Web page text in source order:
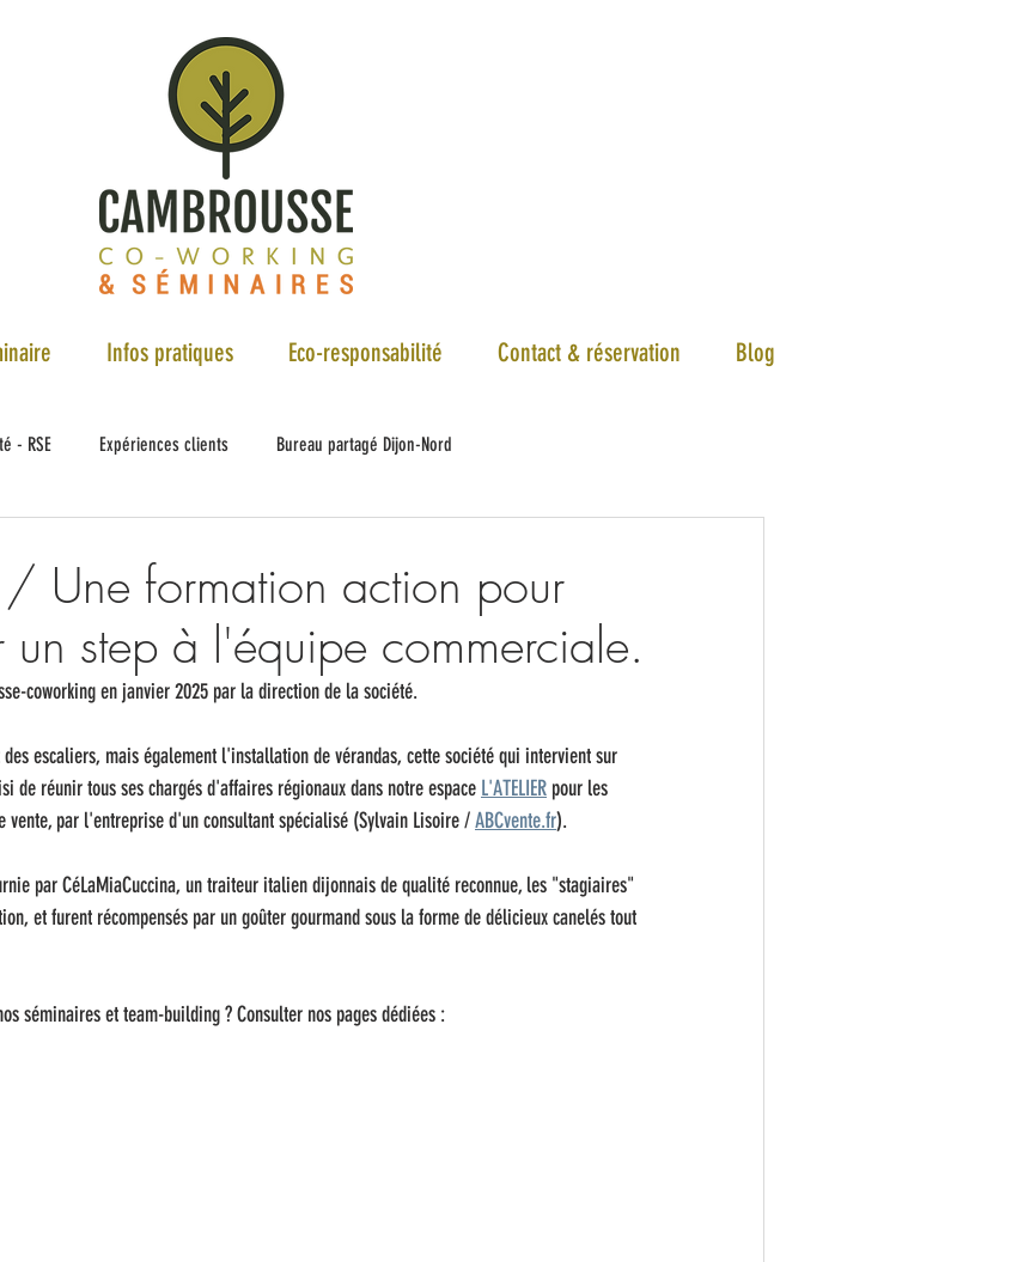
Infos pratiques Eco-responsabilité Contact & réservation Blog
- RSE Expériences clients Bureau partagé Dijon-Nord
/ Une formation action pour
un step à l'équipe commerciale.
coworking en janvier 2025 par la direction de la société.
escaliers, mais également l'installation de vérandas, cette société qui intervient sur
de réunir tous ses chargés d'affaires régionaux dans notre espace L'ATELIER pour les
vente, par l'entreprise d'un consultant spécialisé (Sylvain Lisoire / ABCvente.fr).
par CéLaMiaCuccina, un traiteur italien dijonnais de qualité reconnue, les "stagiaires"
et furent récompensés par un goûter gourmand sous la forme de délicieux canelés tout
séminaires et team-building ? Consulter nos pages dédiées :